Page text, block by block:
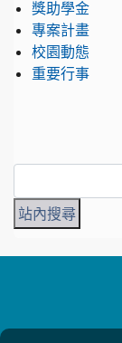
獎助學金
專案計畫
校園動態
重要行事